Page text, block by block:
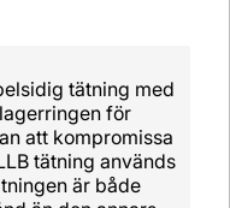
tätning med
för
att kompromissa
tätning används
är både